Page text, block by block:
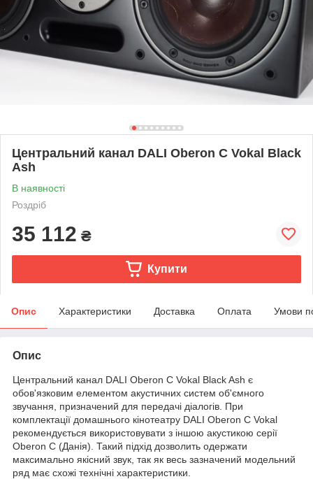
Центральний канал DALI Oberon С Vokal Black
Ash
В наявності
Роздріб
35 112 ₴
Купити
Опис Характеристики Доставка Оплата Умови
Опис
Центральний канал DALI Oberon С Vokal Black Ash є
обов'язковим елементом акустичних систем об'ємного
звучання, призначений для передачі діалогів. При
комплектації домашнього кінотеатру DALI Oberon C Vokal
рекомендується використовувати з іншою акустикою серії
Oberon C (Данія). Такий підхід дозволить одержати
максимально якісний звук, так як весь зазначений модельний
ряд має схожі технічні характеристики.